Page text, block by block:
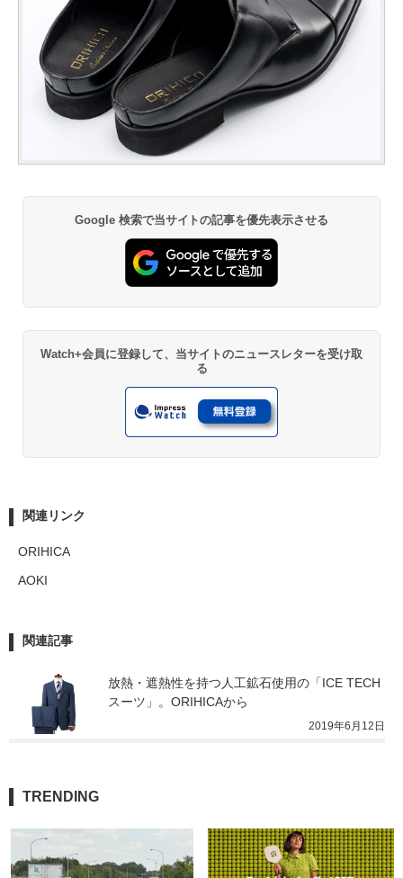
Google 検索で当サイトの記事を優先表示させる
Watch+会員に登録して、当サイトのニュースレターを受け取
る
関連リンク
ORIHICA
AOKI
関連記事
放熱・遮熱性を持つ人工鉱石使用の「ICE TECH
スーツ」。ORIHICAから
2019年6月12日
TRENDING